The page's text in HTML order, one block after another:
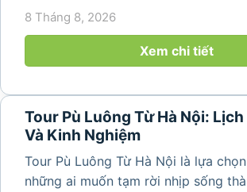
trong lành, ruộng bậc thang xanh
bản làng bình yên ngay trong một
ngày. Không cần di chuyển...
8 Tháng 8, 2026
Xem chi tiết
Tour Pù Luông Từ Hà Nội:
Và Kinh Nghiệm
Tour Pù Luông Từ Hà Nội là lựa
những ai muốn tạm rời nhịp sống